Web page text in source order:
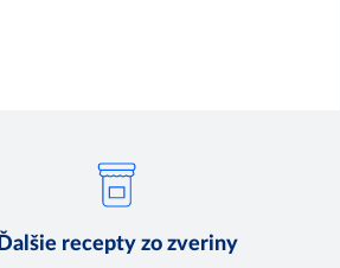
Ďalšie recepty zo zveriny